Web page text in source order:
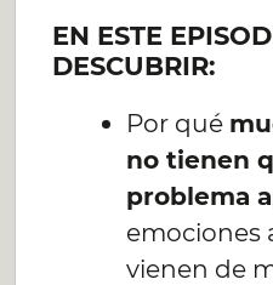
EN ESTE
DESCUBRIR:
Por qué
no tienen
problema
emociones
vienen de